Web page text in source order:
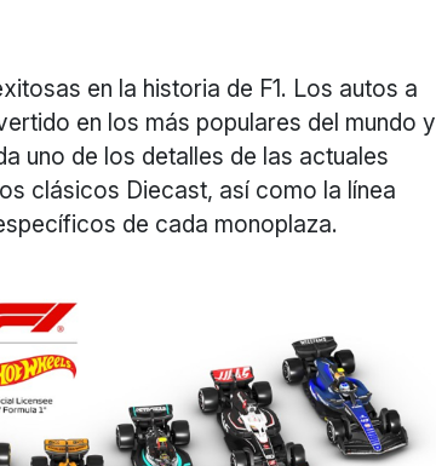
en la historia de F1. Los autos a
en los más populares del mundo y
uno de los detalles de las actuales
clásicos Diecast, así como la línea
de cada monoplaza.